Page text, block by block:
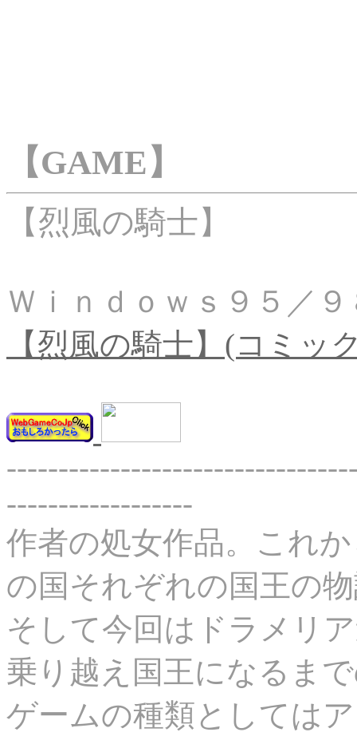
【GAME】
【烈風の騎士】
Ｗｉｎｄｏｗｓ９５／
【烈風の騎士】(コミッ
------------------
作者の処女作品。これ
の国それぞれの国王の
そして今回はドラメリ
乗り越え国王になるま
ゲームの種類としては